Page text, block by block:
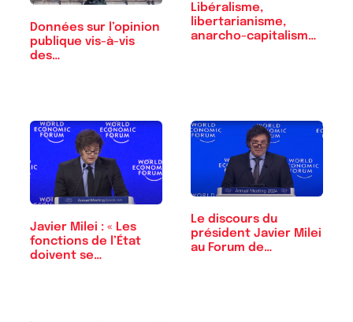
Données sur l’opinion
publique vis-à-vis
des…
Libéralisme,
libertarianisme,
anarcho-capitalisme :
Javier Milei : « Les
fonctions de l’État
doivent se…
Le discours du
président Javier Milei
au Forum de…